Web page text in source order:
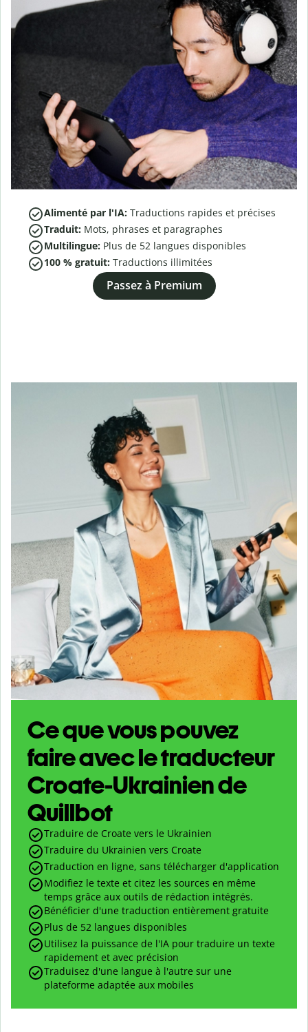
Alimenté par l'IA: Traductions rapides et précises
Traduit: Mots, phrases et paragraphes
Multilingue: Plus de 52 langues disponibles
100 % gratuit: Traductions illimitées
Passez à Premium
Ce que vous pouvez
faire avec le traducteur
Croate-Ukrainien de
Quillbot
Traduire de Croate vers le Ukrainien
Traduire du Ukrainien vers Croate
Traduction en ligne, sans télécharger d'application
Modifiez le texte et citez les sources en même
temps grâce aux outils de rédaction intégrés.
Bénéficier d'une traduction entièrement gratuite
Plus de 52 langues disponibles
Utilisez la puissance de l'IA pour traduire un texte
rapidement et avec précision
Traduisez d'une langue à l'autre sur une
plateforme adaptée aux mobiles